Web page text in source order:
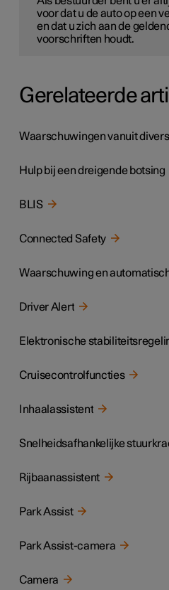
voor dat u de auto op een
en dat u zich aan de
voorschriften houdt.
Gerelateerde
Waarschuwingen vanuit
Hulp bij een dreigende botsing
BLIS
Connected Safety
Driver Alert
Elektronische
Cruisecontrolfuncties
Inhaalassistent
Snelheidsafhankelijke
Rijbaanassistent
Park Assist
Park Assist-camera
Camera